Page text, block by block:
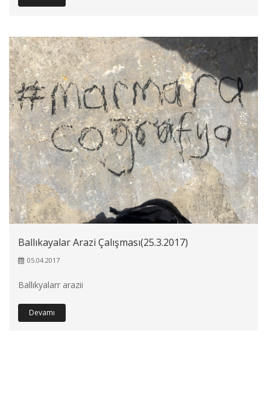
Ballıkayalar Arazi Çalışması(25.3.2017)
05.04.2017
Ballıkyalarr arazii
Devamı